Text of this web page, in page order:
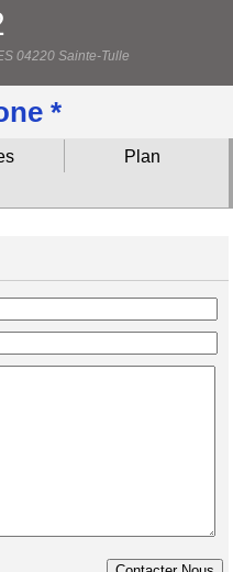
04220 Sainte-Tulle
*
Plan